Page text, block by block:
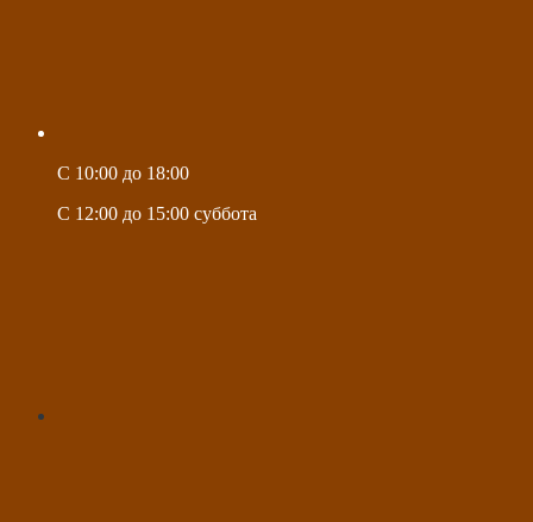
C 10:00 до 18:00
C 12:00 до 15:00 суббота